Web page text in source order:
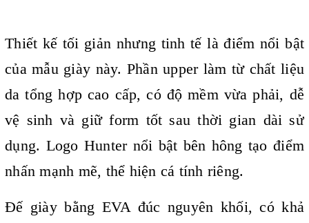
Thiết kế tối giản nhưng tinh tế là điểm nổi bật
của mẫu giày này. Phần upper làm từ chất liệu
da tổng hợp cao cấp, có độ mềm vừa phải, dễ
vệ sinh và giữ form tốt sau thời gian dài sử
dụng. Logo Hunter nổi bật bên hông tạo điểm
nhấn mạnh mẽ, thể hiện cá tính riêng.
Đế giày bằng EVA đúc nguyên khối, có khả